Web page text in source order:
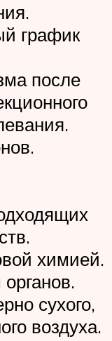
график
после
химией.
сухого,
воздуха.